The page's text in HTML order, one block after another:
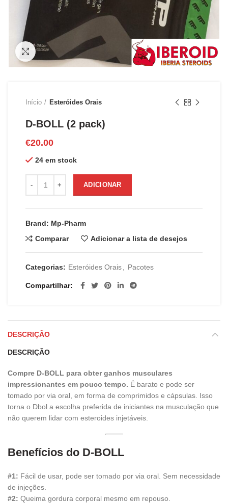
Clique para ampliar
Início Esteróides Orais
D-BOLL (2 pack)
€20.00
24 em stock
ADICIONAR
Brand: Mp-Pharm
Comparar
Adicionar a lista de desejos
Categorias: Esteróides Orais Pacotes
Compartilhar
DESCRIÇÃO
DESCRIÇÃO
Compre D-BOLL para obter ganhos musculares
impressionantes em pouco tempo. É barato e pode ser
tomado por via oral, em forma de comprimidos e cápsulas. Isso
torna o Dbol a escolha preferida de iniciantes na musculação que
não querem lidar com esteroides injetáveis.
Benefícios do D-BOLL
#1: Fácil de usar, pode ser tomado por via oral. Sem necessidade
de injeções.
#2: Queima gordura corporal mesmo em repouso.